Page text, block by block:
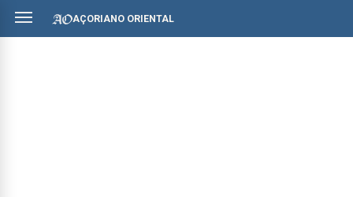
AÇORIANO ORIENTAL